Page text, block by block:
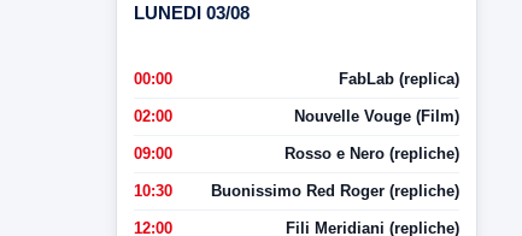
LUNEDI 03/08
00:00 FabLab (replica)
02:00 Nouvelle Vouge (Film)
09:00 Rosso e Nero (repliche)
10:30 Buonissimo Red Roger (repliche)
12:00 Fili Meridiani (repliche)